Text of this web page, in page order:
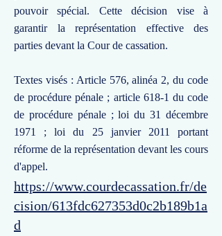
pouvoir spécial. Cette décision vise à
garantir la représentation effective des
parties devant la Cour de cassation.
Textes visés : Article 576, alinéa 2, du code
de procédure pénale ; article 618-1 du code
de procédure pénale ; loi du 31 décembre
1971 ; loi du 25 janvier 2011 portant
réforme de la représentation devant les cours
d'appel.
https://www.courdecassation.fr/de
cision/613fdc627353d0c2b189b1a
d